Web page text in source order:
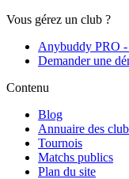
Vous gérez un club ?
Anybuddy PRO
Demander une
Contenu
Blog
Annuaire des
Tournois
Matchs publics
Plan du site